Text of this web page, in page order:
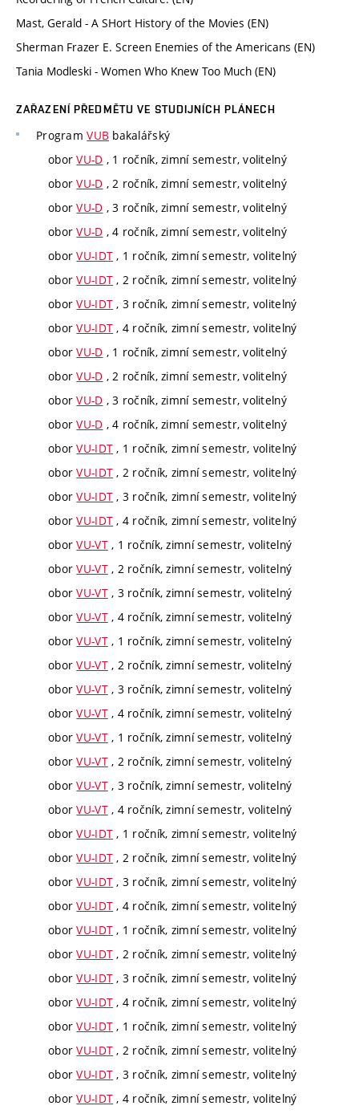
Mast, Gerald - A SHort History of the Movies (EN)
Sherman Frazer E. Screen Enemies of the Americans (EN)
Tania Modleski - Women Who Knew Too Much (EN)
ZAŘAZENÍ PŘEDMĚTU VE STUDIJNÍCH PLÁNECH
ProgramVUB bakalářský
oborVU-D , 1 ročník, zimní semestr, volitelný
oborVU-D , 2 ročník, zimní semestr, volitelný
oborVU-D , 3 ročník, zimní semestr, volitelný
oborVU-D , 4 ročník, zimní semestr, volitelný
oborVU-IDT , 1 ročník, zimní semestr, volitelný
oborVU-IDT , 2 ročník, zimní semestr, volitelný
oborVU-IDT , 3 ročník, zimní semestr, volitelný
oborVU-IDT , 4 ročník, zimní semestr, volitelný
oborVU-D , 1 ročník, zimní semestr, volitelný
oborVU-D , 2 ročník, zimní semestr, volitelný
oborVU-D , 3 ročník, zimní semestr, volitelný
oborVU-D , 4 ročník, zimní semestr, volitelný
oborVU-IDT , 1 ročník, zimní semestr, volitelný
oborVU-IDT , 2 ročník, zimní semestr, volitelný
oborVU-IDT , 3 ročník, zimní semestr, volitelný
oborVU-IDT , 4 ročník, zimní semestr, volitelný
oborVU-VT, 1 ročník, zimní semestr, volitelný
oborVU-VT, 2 ročník, zimní semestr, volitelný
oborVU-VT, 3 ročník, zimní semestr, volitelný
oborVU-VT, 4 ročník, zimní semestr, volitelný
oborVU-VT, 1 ročník, zimní semestr, volitelný
oborVU-VT, 2 ročník, zimní semestr, volitelný
oborVU-VT, 3 ročník, zimní semestr, volitelný
oborVU-VT, 4 ročník, zimní semestr, volitelný
oborVU-VT, 1 ročník, zimní semestr, volitelný
oborVU-VT, 2 ročník, zimní semestr, volitelný
oborVU-VT, 3 ročník, zimní semestr, volitelný
oborVU-VT, 4 ročník, zimní semestr, volitelný
oborVU-IDT , 1 ročník, zimní semestr, volitelný
oborVU-IDT , 2 ročník, zimní semestr, volitelný
oborVU-IDT , 3 ročník, zimní semestr, volitelný
oborVU-IDT , 4 ročník, zimní semestr, volitelný
oborVU-IDT , 1 ročník, zimní semestr, volitelný
oborVU-IDT , 2 ročník, zimní semestr, volitelný
oborVU-IDT , 3 ročník, zimní semestr, volitelný
oborVU-IDT , 4 ročník, zimní semestr, volitelný
oborVU-IDT , 1 ročník, zimní semestr, volitelný
oborVU-IDT , 2 ročník, zimní semestr, volitelný
oborVU-IDT , 3 ročník, zimní semestr, volitelný
oborVU-IDT , 4 ročník, zimní semestr, volitelný